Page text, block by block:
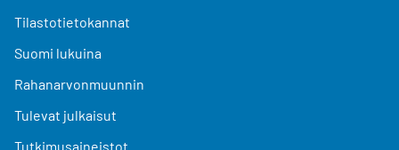
Tilastotietokannat
Suomi lukuina
Rahanarvonmuunnin
Tulevat julkaisut
Tutkimusaineistot